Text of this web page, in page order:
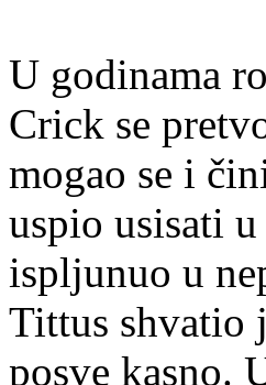
U godinama
Crick se
mogao se i
uspio usisati
ispljunuo u
Tittus shvatio
posve kasno.